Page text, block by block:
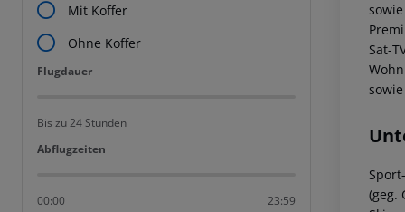
Mit Koffer
Ohne Koffer
Flugdauer
Flugdauer
Bis zu 24 Stunden
Abflugzeiten
Abflugzeiten
00:00 23:59
Sat-
(geg.